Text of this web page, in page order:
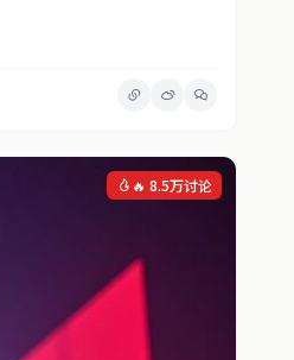
🔥 8.5万讨论